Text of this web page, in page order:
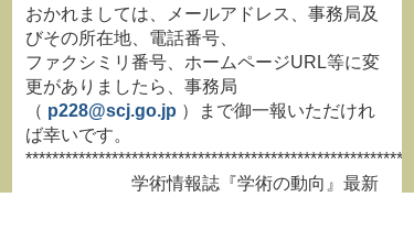
おかれましては、メールアドレス、事務局及
びその所在地、電話番号、
ファクシミリ番号、ホームページURL等に変
更がありましたら、事務局
（ p228@scj.go.jp ）まで御一報いただけれ
ば幸いです。
学術情報誌『学術の動向』最新